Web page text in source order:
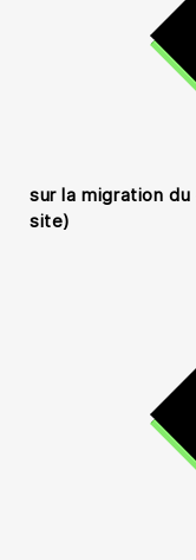
sur la migration
site)